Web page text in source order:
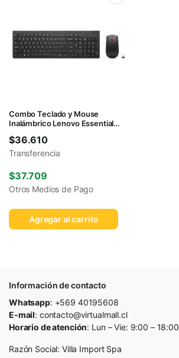
Combo Teclado y Mouse
Inalámbrico Lenovo Essential
$36.610
Transferencia
$37.709
Otros Medios de Pago
Agregar al carrito
Información de contacto
Whatsapp: +569 40195608
E-mail: contacto@virtualmall.cl
Horario de atención: Lun – Vie: 9:00 – 18:00
Razón Social: Villa Import Spa